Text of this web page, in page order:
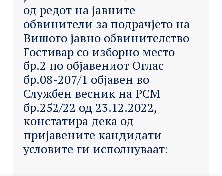
од редот на јавните
обвинители за подрачјето на
Вишото јавно обвинителство
Гостивар со изборно место
бр.2 по објавениот Оглас
бр.08-207/1 објавен во
Службен весник на РСМ
бр.252/22 од 23.12.2022,
констатира дека од
пријавените кандидати
условите ги исполнуваат: